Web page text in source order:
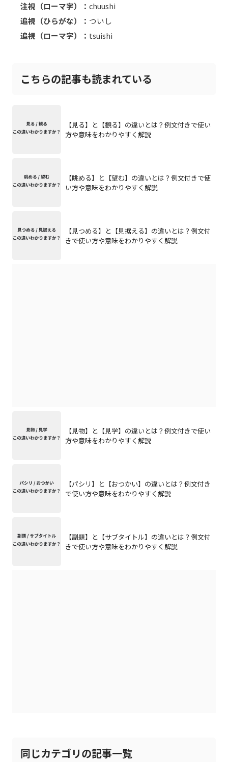
注視（ローマ字）： chuushi
追視（ひらがな）： ついし
追視（ローマ字）： tsuishi
こちらの記事も読まれている
【見る】と【観る】の違いとは？例文付きで使い
方や意味をわかりやすく解説
【眺める】と【望む】の違いとは？例文付きで使
い方や意味をわかりやすく解説
【見つめる】と【見据える】の違いとは？例文付
きで使い方や意味をわかりやすく解説
【見物】と【見学】の違いとは？例文付きで使い
方や意味をわかりやすく解説
【パシリ】と【おつかい】の違いとは？例文付き
で使い方や意味をわかりやすく解説
【副題】と【サブタイトル】の違いとは？例文付
きで使い方や意味をわかりやすく解説
同じカテゴリの記事一覧